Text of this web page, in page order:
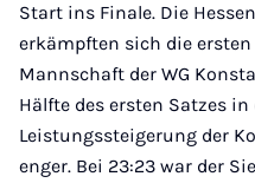
Start ins Finale. Die
erkämpften sich die
Mannschaft der WG
Hälfte des ersten Satzes
Leistungssteigerung der
enger. Bei 23:23 war der